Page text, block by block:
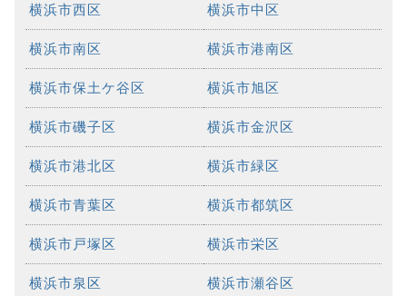
横浜市西区 横浜市中区
横浜市南区 横浜市港南区
横浜市保土ケ谷区 横浜市旭区
横浜市磯子区 横浜市金沢区
横浜市港北区 横浜市緑区
横浜市青葉区 横浜市都筑区
横浜市戸塚区 横浜市栄区
横浜市泉区 横浜市瀬谷区